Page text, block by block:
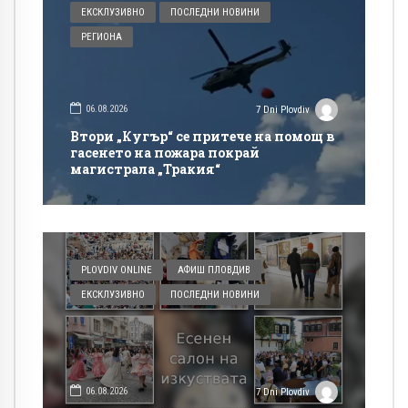
ЕКСКЛУЗИВНО ПОСЛЕДНИ НОВИНИ
РЕГИОНА
06.08.2026 7 Dni Plovdiv
Втори „Кугър“ се притече на помощ в
гасенето на пожара покрай
магистрала „Тракия“
PLOVDIV ONLINE АФИШ ПЛОВДИВ
ЕКСКЛУЗИВНО ПОСЛЕДНИ НОВИНИ
06.08.2026 7 Dni Plovdiv